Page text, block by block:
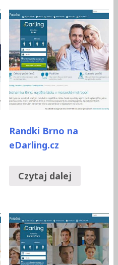
Randki Brno na
eDarling.cz
Czytaj dalej